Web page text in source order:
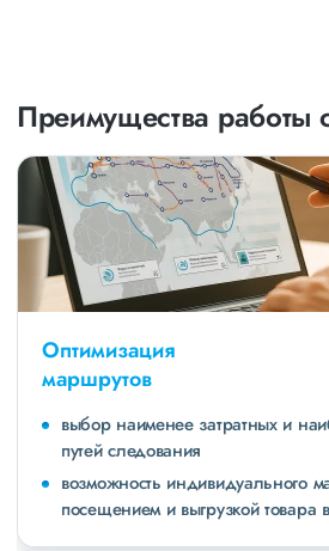
Преимущества работы
Оптимизация
маршрутов
выбор наименее затратных и
путей следования
возможность индивидуального
посещением и выгрузкой товара